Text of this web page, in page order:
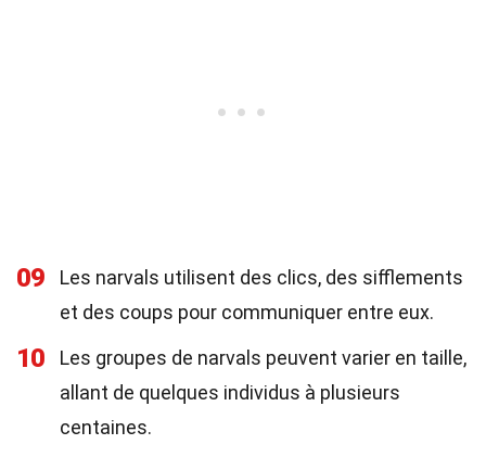
09
Les narvals utilisent des clics, des sifflements
et des coups pour communiquer entre eux.
10
Les groupes de narvals peuvent varier en taille,
allant de quelques individus à plusieurs
centaines.